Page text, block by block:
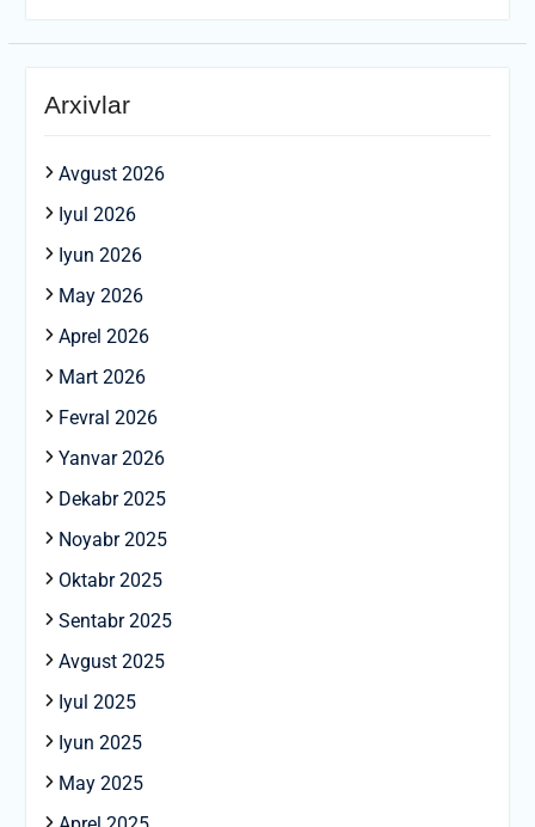
Arxivlar
Avgust 2026
Iyul 2026
Iyun 2026
May 2026
Aprel 2026
Mart 2026
Fevral 2026
Yanvar 2026
Dekabr 2025
Noyabr 2025
Oktabr 2025
Sentabr 2025
Avgust 2025
Iyul 2025
Iyun 2025
May 2025